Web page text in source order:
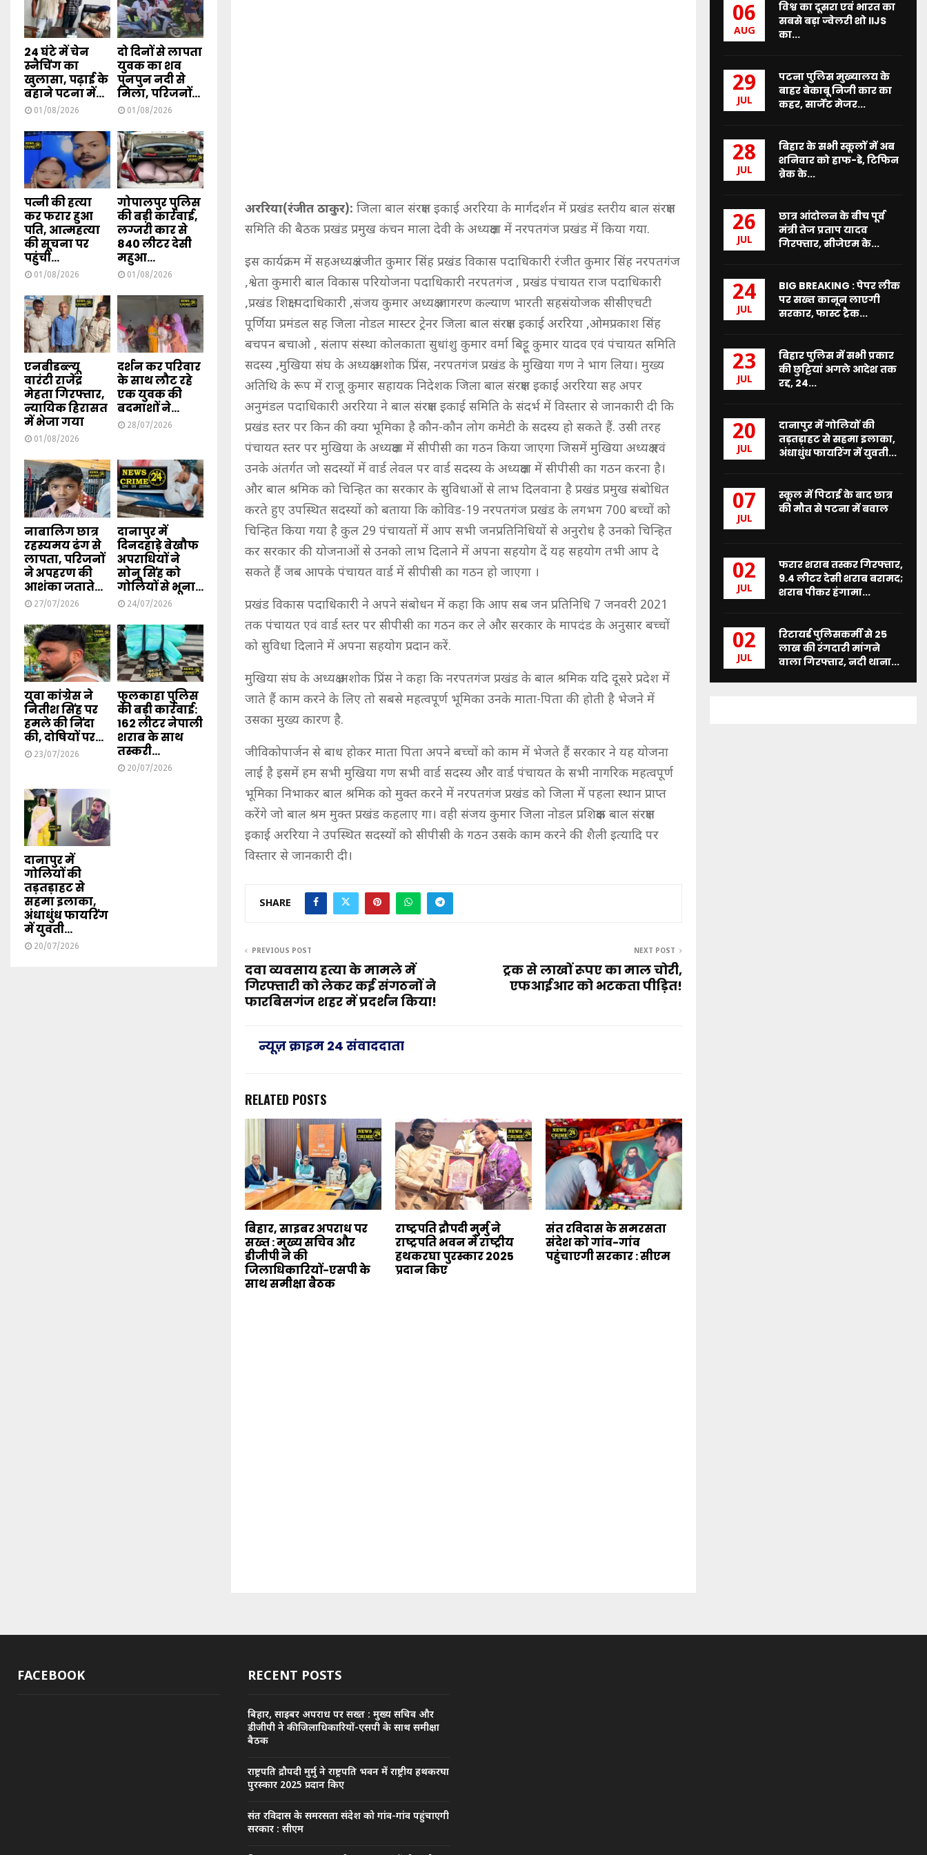
अररिया(रंजीत ठाकुर): जिला बाल संरक्षण इकाई अररिया के मार्गदर्शन में प्रखंड स्तरीय बाल संरक्षण
समिति की बैठक प्रखंड प्रमुख कंचन माला देवी के अध्यक्षता में नरपतगंज प्रखंड में किया गया.
इस कार्यक्रम में सहअध्यक्ष रंजीत कुमार सिंह प्रखंड विकास पदाधिकारी रंजीत कुमार सिंह नरपतगंज
,श्वेता कुमारी बाल विकास परियोजना पदाधिकारी नरपतगंज , प्रखंड पंचायत राज पदाधिकारी
,प्रखंड शिक्षा पदाधिकारी ,संजय कुमार अध्यक्ष जागरण कल्याण भारती सहसंयोजक सीसीएचटी
पूर्णिया प्रमंडल सह जिला नोडल मास्टर ट्रेनर जिला बाल संरक्षण इकाई अररिया ,ओमप्रकाश सिंह
बचपन बचाओ , संलाप संस्था कोलकाता सुधांशु कुमार वर्मा बिट्टू कुमार यादव एवं पंचायत समिति
सदस्य ,मुखिया संघ के अध्यक्ष अशोक प्रिंस, नरपतगंज प्रखंड के मुखिया गण ने भाग लिया। मुख्य
अतिथि के रूप में राजू कुमार सहायक निदेशक जिला बाल संरक्षण इकाई अररिया सह अपर
अनुमंडल पदाधिकारी अररिया ने बाल संरक्षण इकाई समिति के संदर्भ में विस्तार से जानकारी दी कि
प्रखंड स्तर पर किन की क्या भूमिका है कौन-कौन लोग कमेटी के सदस्य हो सकते हैं. उसी तरह
पंचायत स्तर पर मुखिया के अध्यक्षता में सीपीसी का गठन किया जाएगा जिसमें मुखिया अध्यक्ष एवं
उनके अंतर्गत जो सदस्यों में वार्ड लेवल पर वार्ड सदस्य के अध्यक्षता में सीपीसी का गठन करना है।
और बाल श्रमिक को चिन्हित का सरकार के सुविधाओं से लाभ दिलवाना है प्रखंड प्रमुख संबोधित
करते हुए उपस्थित सदस्यों को बताया कि कोविड-19 नरपतगंज प्रखंड के लगभग 700 बच्चों को
चिन्हित किया गया है कुल 29 पंचायतों में आप सभी जनप्रतिनिधियों से अनुरोध है उनको चिन्हित
कर सरकार की योजनाओं से उनको लाभ दिलाने में अपना सहयोग दें यह सहयोग तभी आप दे
सकते हैं जब आपके पंचायत वार्ड में सीपीसी का गठन हो जाएगा ।
प्रखंड विकास पदाधिकारी ने अपने संबोधन में कहा कि आप सब जन प्रतिनिधि 7 जनवरी 2021
तक पंचायत एवं वार्ड स्तर पर सीपीसी का गठन कर ले और सरकार के मापदंड के अनुसार बच्चों
को सुविधा दिलाने में अपना सहयोग प्रदान करें.
मुखिया संघ के अध्यक्ष अशोक प्रिंस ने कहा कि नरपतगंज प्रखंड के बाल श्रमिक यदि दूसरे प्रदेश में
जाते हैं काम करने के लिए तो सबसे महत्वपूर्ण भूमिका उनके माता-पिता की होती है भेजने में
उसका मुख्य कारण है.
जीविकोपार्जन से बाध होकर माता पिता अपने बच्चों को काम में भेजते हैं सरकार ने यह योजना
लाई है इसमें हम सभी मुखिया गण सभी वार्ड सदस्य और वार्ड पंचायत के सभी नागरिक महत्वपूर्ण
भूमिका निभाकर बाल श्रमिक को मुक्त करने में नरपतगंज प्रखंड को जिला में पहला स्थान प्राप्त
करेंगे जो बाल श्रम मुक्त प्रखंड कहलाए गा। वही संजय कुमार जिला नोडल प्रशिक्षक बाल संरक्षण
इकाई अररिया ने उपस्थित सदस्यों को सीपीसी के गठन उसके काम करने की शैली इत्यादि पर
विस्तार से जानकारी दी।
SHARE
PREVIOUS POST
दवा व्यवसाय हत्या के मामले में
गिरफ्तारी को लेकर कई संगठनों ने
फारबिसगंज शहर में प्रदर्शन किया!
NEXT POST
ट्रक से लाखों रूपए का माल चोरी,
एफआईआर को भटकता पीड़ित!
न्यूज़ क्राइम 24 संवाददाता
RELATED POSTS
बिहार, साइबर अपराध पर
सख्त : मुख्य सचिव और
डीजीपी ने की
जिलाधिकारियों-एसपी के
साथ समीक्षा बैठक
राष्ट्रपति द्रौपदी मुर्मु ने
राष्ट्रपति भवन में राष्ट्रीय
हथकरघा पुरस्कार 2025
प्रदान किए
संत रविदास के समरसता
संदेश को गांव-गांव
पहुंचाएगी सरकार : सीएम
24 घंटे में चेन
स्नैचिंग का
खुलासा, पढ़ाई के
बहाने पटना में...
01/08/2026
दो दिनों से लापता
युवक का शव
पुनपुन नदी से
मिला, परिजनों...
01/08/2026
पत्नी की हत्या
कर फरार हुआ
पति, आत्महत्या
की सूचना पर
पहुंची...
01/08/2026
गोपालपुर पुलिस
की बड़ी कार्रवाई,
लग्जरी कार से
840 लीटर देसी
महुआ...
01/08/2026
एनबीडब्ल्यू
वारंटी राजेंद्र
मेहता गिरफ्तार,
न्यायिक हिरासत
में भेजा गया
01/08/2026
दर्शन कर परिवार
के साथ लौट रहे
एक युवक की
बदमाशों ने...
28/07/2026
नाबालिग छात्र
रहस्यमय ढंग से
लापता, परिजनों
ने अपहरण की
आशंका जताते...
27/07/2026
दानापुर में
दिनदहाड़े बेखौफ
अपराधियों ने
सोनू सिंह को
गोलियों से भूना...
24/07/2026
युवा कांग्रेस ने
नितीश सिंह पर
हमले की निंदा
की, दोषियों पर...
23/07/2026
फुलकाहा पुलिस
की बड़ी कार्रवाई:
162 लीटर नेपाली
शराब के साथ
तस्करी...
20/07/2026
दानापुर में
गोलियों की
तड़तड़ाहट से
सहमा इलाका,
अंधाधुंध फायरिंग
में युवती...
20/07/2026
06
AUG
विश्व का दूसरा एवं भारत का
सबसे बड़ा ज्वेलरी शो IIJS
का...
29
JUL
पटना पुलिस मुख्यालय के
बाहर बेकाबू निजी कार का
कहर, सार्जेंट मेजर...
28
JUL
बिहार के सभी स्कूलों में अब
शनिवार को हाफ-डे, टिफिन
ब्रेक के...
26
JUL
छात्र आंदोलन के बीच पूर्व
मंत्री तेज प्रताप यादव
गिरफ्तार, सीजेएम के...
24
JUL
BIG BREAKING : पेपर लीक
पर सख्त कानून लाएगी
सरकार, फास्ट ट्रैक...
23
JUL
बिहार पुलिस में सभी प्रकार
की छुट्टियां अगले आदेश तक
रद्द, 24...
20
JUL
दानापुर में गोलियों की
तड़तड़ाहट से सहमा इलाका,
अंधाधुंध फायरिंग में युवती...
07
JUL
स्कूल में पिटाई के बाद छात्र
की मौत से पटना में बवाल
02
JUL
फरार शराब तस्कर गिरफ्तार,
9.4 लीटर देसी शराब बरामद;
शराब पीकर हंगामा...
02
JUL
रिटायर्ड पुलिसकर्मी से 25
लाख की रंगदारी मांगने
वाला गिरफ्तार, नदी थाना...
FACEBOOK RECENT POSTS
बिहार, साइबर अपराध पर सख्त : मुख्य सचिव और
डीजीपी ने की जिलाधिकारियों-एसपी के साथ समीक्षा
बैठक
राष्ट्रपति द्रौपदी मुर्मु ने राष्ट्रपति भवन में राष्ट्रीय हथकरघा
पुरस्कार 2025 प्रदान किए
संत रविदास के समरसता संदेश को गांव-गांव पहुंचाएगी
सरकार : सीएम